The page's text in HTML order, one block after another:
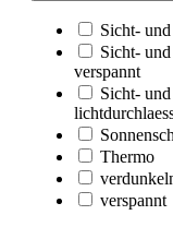
Sicht-
Sicht-
verspannt
Sicht-
Thermo
verspannt